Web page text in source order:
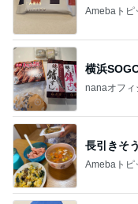
Amebaトピ
横浜
nanaオフィ
長引きそ
Amebaトピ